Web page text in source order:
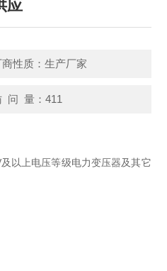
应
商性质：生产厂家
问 量：411
以上电压等级电力变压器及其它